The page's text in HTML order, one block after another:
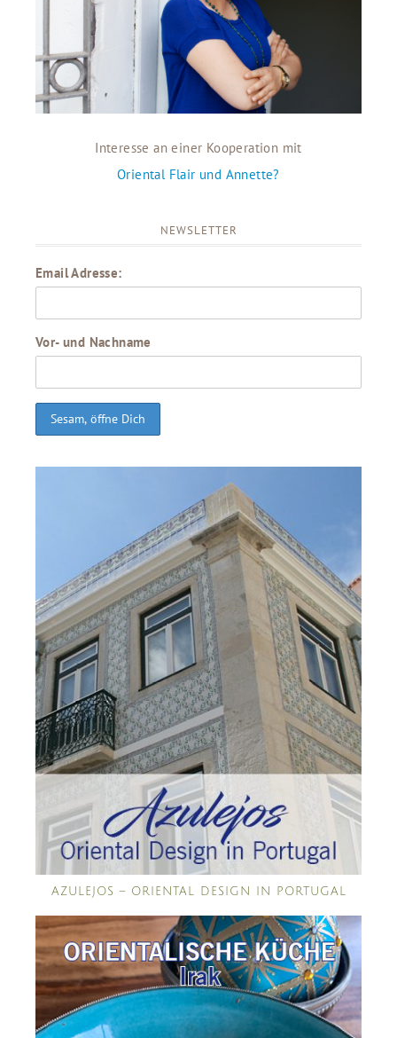
Interesse an einer Kooperation mit
Oriental Flair und Annette?
NEWSLETTER
Email Adresse:
Vor- und Nachname
AZULEJOS – ORIENTAL DESIGN IN PORTUGAL